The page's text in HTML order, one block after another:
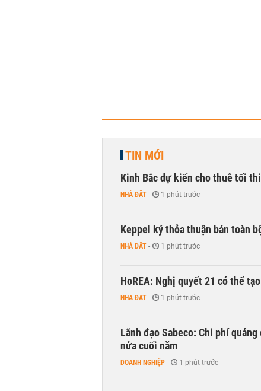
TIN MỚI
Kinh Bắc dự kiến cho thuê tối
NHÀ ĐẤT - 1 phút trước
Keppel ký thỏa thuận bán toàn
NHÀ ĐẤT - 1 phút trước
HoREA: Nghị quyết 21 có thể
NHÀ ĐẤT - 1 phút trước
Lãnh đạo Sabeco: Chi phí
nửa cuối năm
DOANH NGHIỆP - 1 phút trước